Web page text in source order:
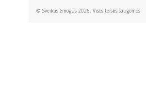
© Sveikas žmogus 2026. Visos teisės saugomos